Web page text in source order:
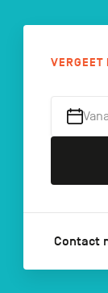
Navigation
VERGEET
Contact